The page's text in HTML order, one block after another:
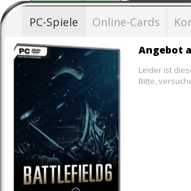
PC-Spiele Online-Cards
Angebot
Leider ist
Bitte,